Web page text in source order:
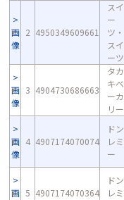
画
像
2 4950349609661
スイ
ー
ツ・
スイ
ーツ
画
像
3 4904730686663
タカ
キベ
ーカ
リー
画
像
4 4907174070074
ドン
レミ
ー
画 5 4907174070364
ドン
レミ